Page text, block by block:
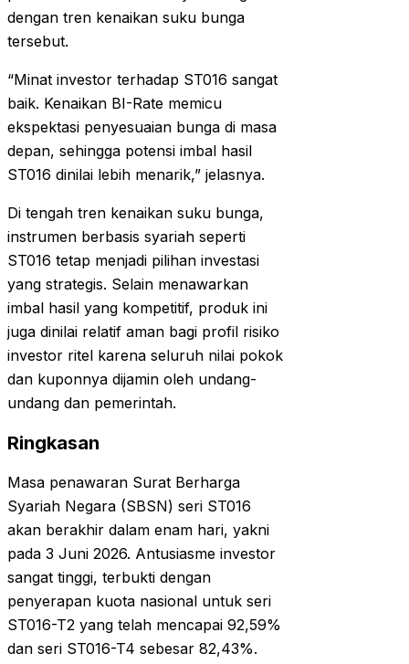
dengan tren kenaikan suku bunga
tersebut.
“Minat investor terhadap ST016 sangat
baik. Kenaikan BI-Rate memicu
ekspektasi penyesuaian bunga di masa
depan, sehingga potensi imbal hasil
ST016 dinilai lebih menarik,” jelasnya.
Di tengah tren kenaikan suku bunga,
instrumen berbasis syariah seperti
ST016 tetap menjadi pilihan investasi
yang strategis. Selain menawarkan
imbal hasil yang kompetitif, produk ini
juga dinilai relatif aman bagi profil risiko
investor ritel karena seluruh nilai pokok
dan kuponnya dijamin oleh undang-
undang dan pemerintah.
Ringkasan
Masa penawaran Surat Berharga
Syariah Negara (SBSN) seri ST016
akan berakhir dalam enam hari, yakni
pada 3 Juni 2026. Antusiasme investor
sangat tinggi, terbukti dengan
penyerapan kuota nasional untuk seri
ST016-T2 yang telah mencapai 92,59%
dan seri ST016-T4 sebesar 82,43%.